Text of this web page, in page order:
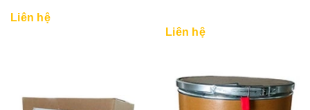
Liên hệ
Liên hệ